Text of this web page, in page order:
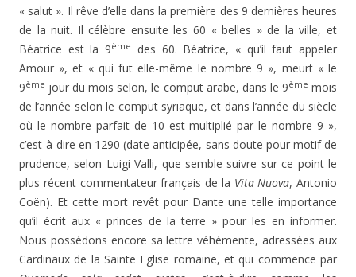
« salut ». Il rêve d’elle dans la première des 9 dernières heures
de la nuit. Il célèbre ensuite les 60 « belles » de la ville, et
Béatrice est la 9ème
des 60. Béatrice, « qu’il faut appeler
Amour », et « qui fut elle-même le nombre 9 », meurt « le
9ème jour du mois selon, le comput arabe, dans le 9ème mois
de l’année selon le comput syriaque, et dans l’année du siècle
où le nombre parfait de 10 est multiplié par le nombre 9 »,
c’est-à-dire en 1290 (date anticipée, sans doute pour motif de
prudence, selon Luigi Valli, que semble suivre sur ce point le
plus récent commentateur français de la Vita Nuova, Antonio
Coën). Et cette mort revêt pour Dante une telle importance
qu’il écrit aux « princes de la terre » pour les en informer.
Nous possédons encore sa lettre véhémente, adressées aux
Cardinaux de la Sainte Eglise romaine, et qui commence par